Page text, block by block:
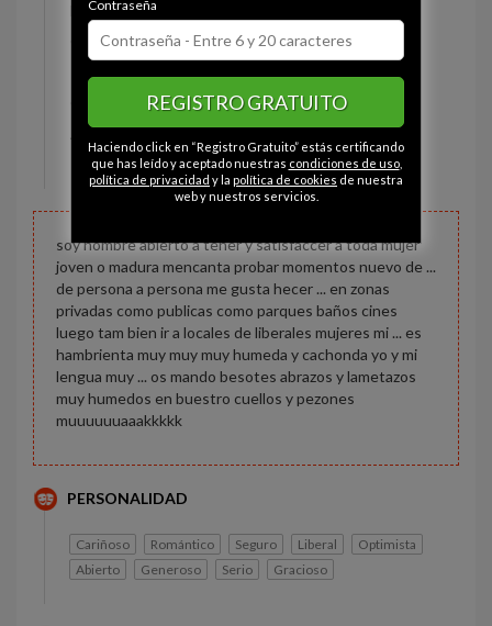
Estado civil:
Ojos: Avellana
Constitución: Normal
Altura: 185 cm
Peso: 100 kg
soy hombre abierto a tener y satisfaccer a toda mujer
joven o madura mencanta probar momentos nuevo de ...
de persona a persona me gusta hecer ... en zonas
privadas como publicas como parques baños cines
luego tam bien ir a locales de liberales mujeres mi ... es
hambrienta muy muy muy humeda y cachonda yo y mi
lengua muy ... os mando besotes abrazos y lametazos
muy humedos en buestro cuellos y pezones
muuuuuuaaakkkkk
PERSONALIDAD
Cariñoso Romántico Seguro Liberal
Optimista
Abierto
Generoso Serio Gracioso
Contraseña
REGISTRO GRATUITO
Haciendo click en “Registro Gratuito” estás certificando
que has leído y aceptado nuestras condiciones de uso,
política de privacidad y la política de cookies de nuestra
web y nuestros servicios.